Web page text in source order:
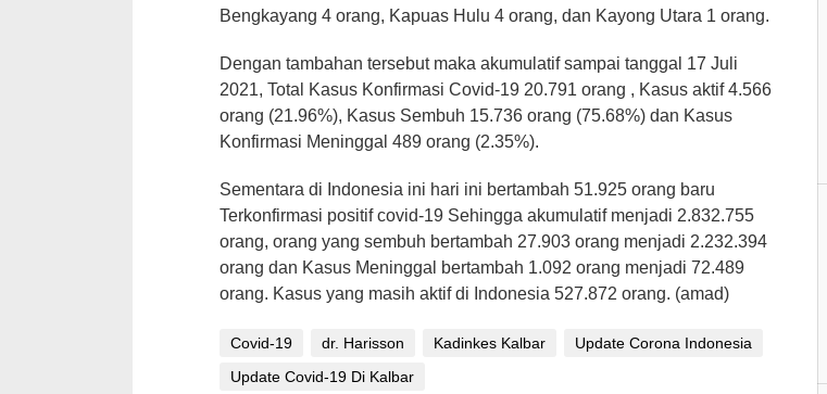
Bengkayang 4 orang, Kapuas Hulu 4 orang, dan Kayong Utara 1 orang.
Dengan tambahan tersebut maka akumulatif sampai tanggal 17 Juli
2021, Total Kasus Konfirmasi Covid-19 20.791 orang , Kasus aktif 4.566
orang (21.96%), Kasus Sembuh 15.736 orang (75.68%) dan Kasus
Konfirmasi Meninggal 489 orang (2.35%).
Sementara di Indonesia ini hari ini bertambah 51.925 orang baru
Terkonfirmasi positif covid-19 Sehingga akumulatif menjadi 2.832.755
orang, orang yang sembuh bertambah 27.903 orang menjadi 2.232.394
orang dan Kasus Meninggal bertambah 1.092 orang menjadi 72.489
orang. Kasus yang masih aktif di Indonesia 527.872 orang. (amad)
Covid-19 dr. Harisson Kadinkes Kalbar
Update Corona Indonesia
Update Covid-19 Di Kalbar